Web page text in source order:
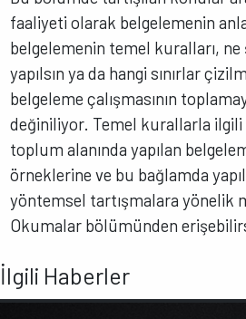
faaliyeti olarak belgelemenin
belgelemenin temel kuralları, ne
yapılsın ya da hangi sınırlar
belgeleme çalışmasının
değiniliyor. Temel kurallarla ilgili
toplum alanında yapılan
örneklerine ve bu bağlamda
yöntemsel tartışmalara yönelik
Okumalar bölümünden
İlgili Haberler